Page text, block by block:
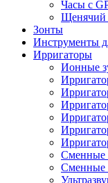
Часы с
Щенячий
Зонты
Инструменты
Ирригаторы
Ионные
Сменные
Сменные